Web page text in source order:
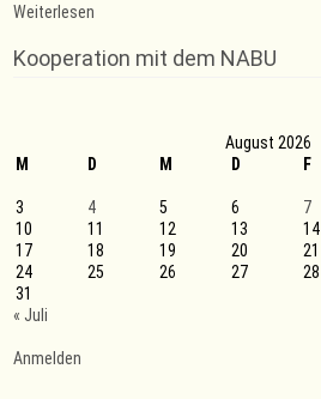
Weiterlesen
„Fit
bis
Sturzprophylaxe
Kooperation mit dem NABU
August 2026
M
D M D F
3
4 5 6 7
10
11 12 13 14
17
18 19 20 21
24
25 26 27 28
31
« Juli
Anmelden